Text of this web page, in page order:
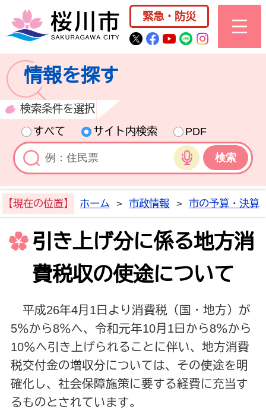
桜川市公式ホー
緊急・防災
桜川市公式Twitter
桜川市公式
桜川市公式
桜川市公式
情報を探す
検索条件を選択
すべて
サイト内検索
PDF
音声検索
【現在の位置】 ホーム > 市政情報 > 市の予算・決算
引き上げ分に係る地方消
費税収の使途について
平成26年4月1日より消費税（国・地方）が
5％から8％へ、令和元年10月1日から8％から
10％へ引き上げられることに伴い、地方消費
税交付金の増収分については、その使途を明
確化し、社会保障施策に要する経費に充当す
るものとされています。